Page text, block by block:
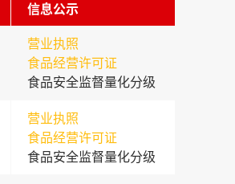
信息公示
营业执照
食品经营许可证
食品安全监督量化分级
营业执照
食品经营许可证
食品安全监督量化分级